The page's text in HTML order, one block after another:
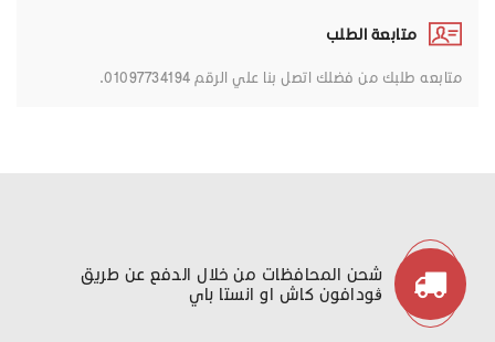
متابعة الطلب
متابعه طلبك من فضلك اتصل بنا علي الرقم 01097734194.
شحن المحافظات من خلال الدفع عن طريق
ڤودافون كاش او انستا باي